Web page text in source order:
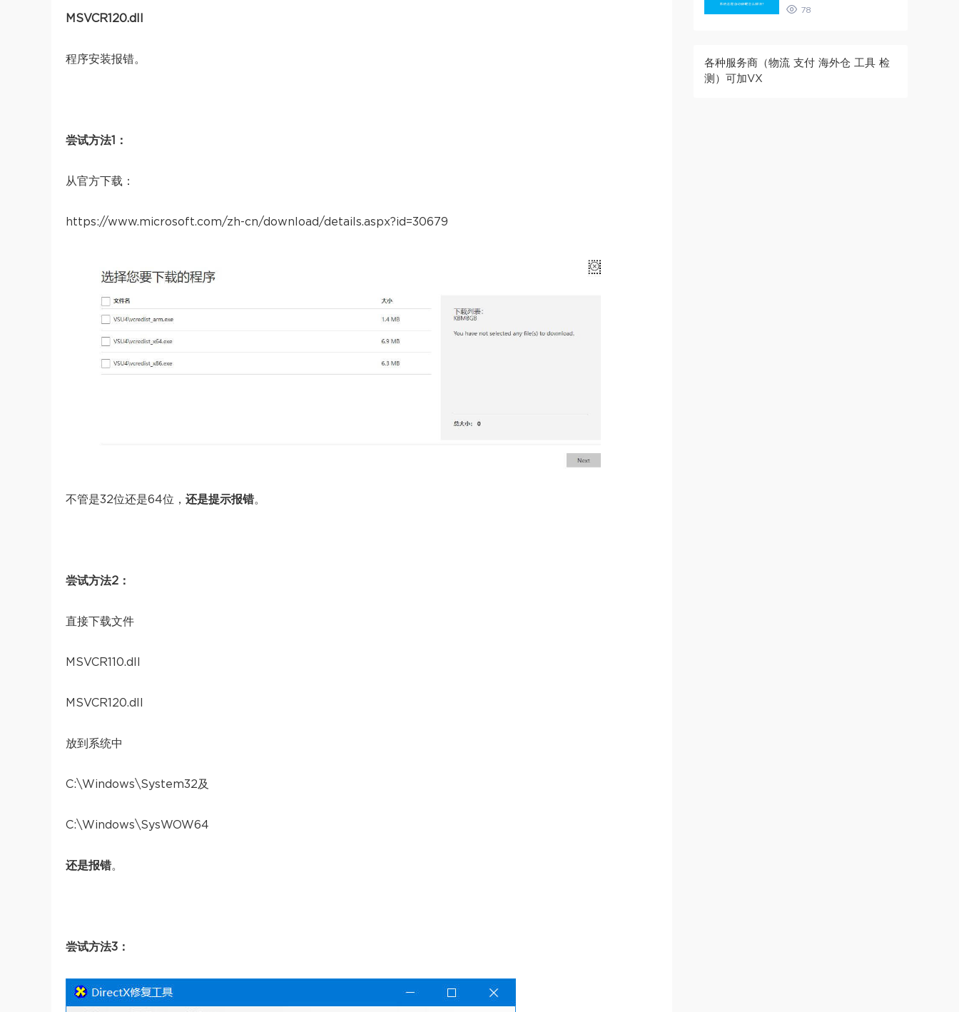
MSVCR120.dll
程序安装报错。
尝试方法1：
从官方下载：
https://www.microsoft.com/zh-cn/download/details.aspx?id=30679
不管是32位还是64位， 还是提示报错。
尝试方法2：
直接下载文件
MSVCR110.dll
MSVCR120.dll
放到系统中
C:\Windows\System32及
C:\Windows\SysWOW64
还是报错。
尝试方法3：
78
各种服务商（物流 支付 海外仓 工具 检
测）可加VX